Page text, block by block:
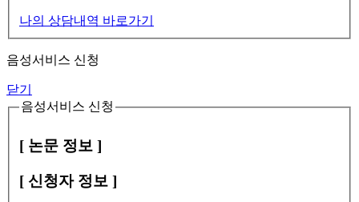
나의 상담내역 바로가기
음성서비스 신청
닫기
음성서비스 신청
[ 논문 정보 ]
[ 신청자 정보 ]